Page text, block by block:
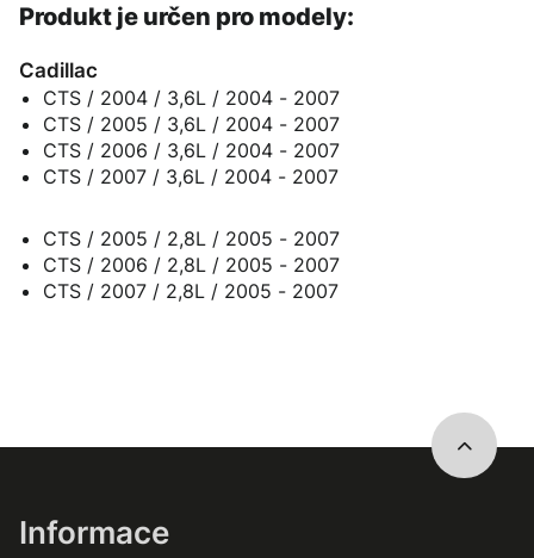
Produkt je určen pro modely:
Cadillac
CTS / 2004 / 3,6L / 2004 - 2007
CTS / 2005 / 3,6L / 2004 - 2007
CTS / 2006 / 3,6L / 2004 - 2007
CTS / 2007 / 3,6L / 2004 - 2007
CTS / 2005 / 2,8L / 2005 - 2007
CTS / 2006 / 2,8L / 2005 - 2007
CTS / 2007 / 2,8L / 2005 - 2007
Informace